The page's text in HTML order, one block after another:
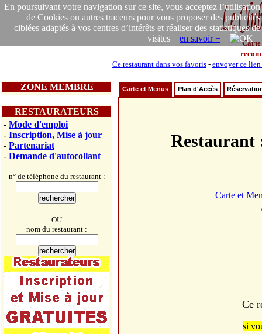
En poursuivant votre navigation sur ce site, vous acceptez l’utilisation
de Cookies ou autres traceurs pour vous proposer des publicités
ciblées adaptés à vos centres d’intérêts et réaliser des statistiques de
visites en savoir +
Carte
Ce restaurant dans vos favoris- envoyer ce lien
ZONE MEMBRE
RESTAURATEURS
- Mode d'emploi
- Inscription, Mise à jour
- Partenariat
- Demande d'autocollant
n° de téléphone du restaurant :
OU
nom du restaurant :
Carte et Menus Plan d'Accès
Carte et
Ce
si